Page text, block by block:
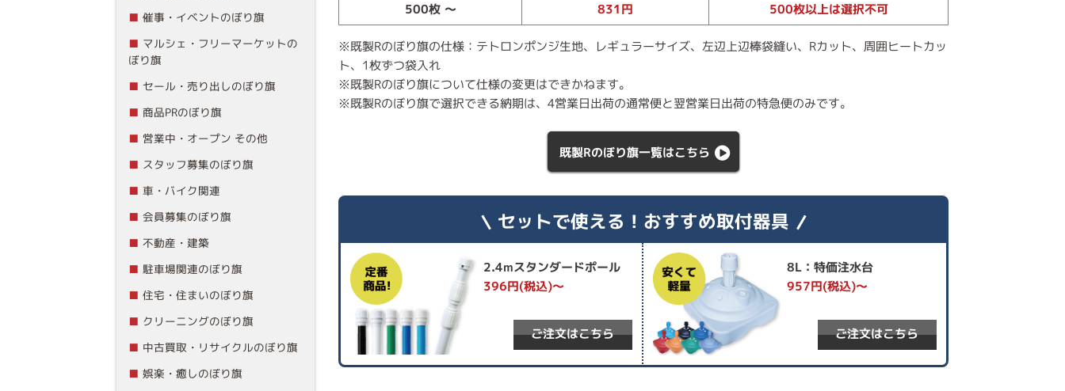
催事・イベントのぼり旗
マルシェ・フリーマーケットの
ぼり旗
セール・売り出しのぼり旗
商品PRのぼり旗
営業中・オープン その他
スタッフ募集のぼり旗
車・バイク関連
会員募集のぼり旗
不動産・建築
駐車場関連のぼり旗
住宅・住まいのぼり旗
クリーニングのぼり旗
中古買取・リサイクルのぼり旗
娯楽・癒しのぼり旗
500枚 ～
831円 500枚以上は選択不可
※既製Rのぼり旗の仕様：テトロンポンジ生地、レギュラーサイズ、左辺上辺棒袋縫い、Rカット、周囲ヒートカッ
ト、1枚ずつ袋入れ
※既製Rのぼり旗について仕様の変更はできかねます。
※既製Rのぼり旗で選択できる納期は、4営業日出荷の通常便と翌営業日出荷の特急便のみです。
既製Rのぼり旗一覧はこちら
セットで使える！おすすめ取付器具
2.4mスタンダードポール
396円(税込)～
ご注文はこちら
8L：特価注水台
957円(税込)～
ご注文はこちら